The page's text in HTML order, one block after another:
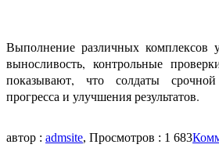
Выполнение различных комплексов
выносливость, контрольные
показывают, что солдаты
прогресса и улучшения результатов.
автор : admsite, Просмотров : 1 683